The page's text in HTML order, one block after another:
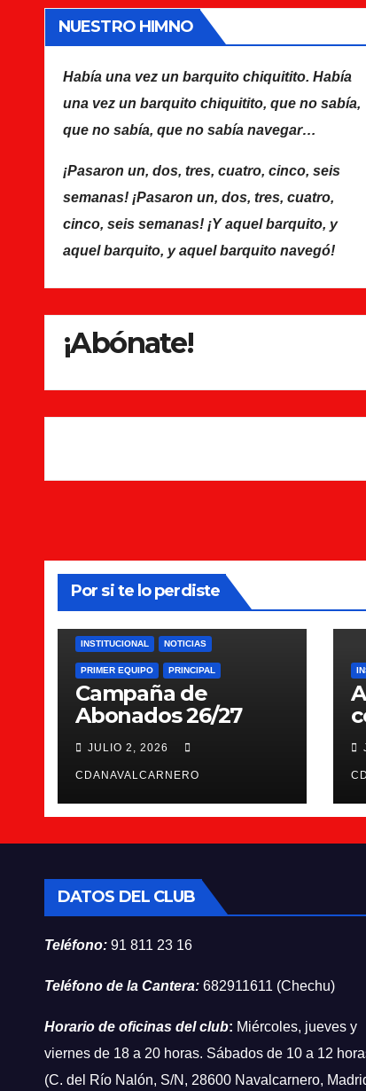
NUESTRO HIMNO
Había una vez un barquito chiquitito. Había
una vez un barquito chiquitito, que no sabía,
que no sabía, que no sabía navegar…
¡Pasaron un, dos, tres, cuatro, cinco, seis
semanas! ¡Pasaron un, dos, tres, cuatro,
cinco, seis semanas! ¡Y aquel barquito, y
aquel barquito, y aquel barquito navegó!
¡Abónate!
Por si te lo perdiste
INSTITUCIONAL NOTICIAS
PRIMER EQUIPO PRINCIPAL
Campaña de
Abonados 26/27
JULIO 2, 2026
CDANAVALCARNERO
DATOS DEL CLUB
Teléfono: 91 811 23 16
Teléfono de la Cantera: 682911611 (Chechu)
Horario de oficinas del club: Miércoles, jueves y
viernes de 18 a 20 horas. Sábados de 10 a 12
(C. del Río Nalón, S/N, 28600 Navalcarnero,